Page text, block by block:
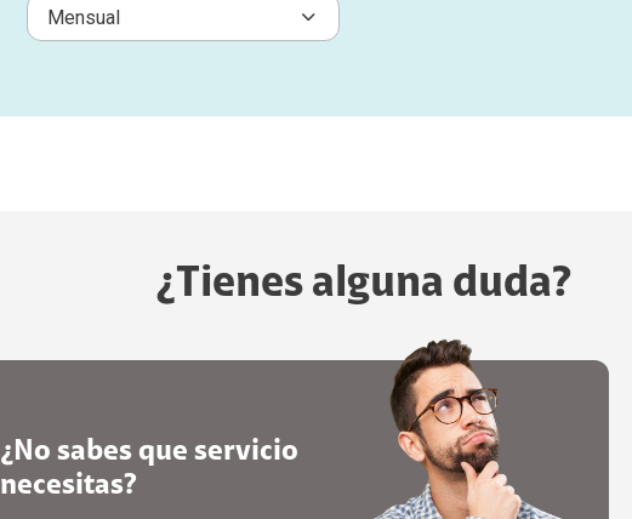
¿Tienes alguna duda?
¿No sabes que servicio
necesitas?